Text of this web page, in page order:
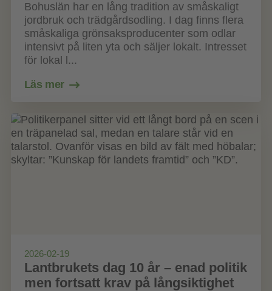
Bohuslän har en lång tradition av småskaligt
jordbruk och trädgårdsodling. I dag finns flera
småskaliga grönsaksproducenter som odlar
intensivt på liten yta och säljer lokalt. Intresset
för lokal l...
Läs mer
2026-02-19
Lantbrukets dag 10 år – enad politik
men fortsatt krav på långsiktighet